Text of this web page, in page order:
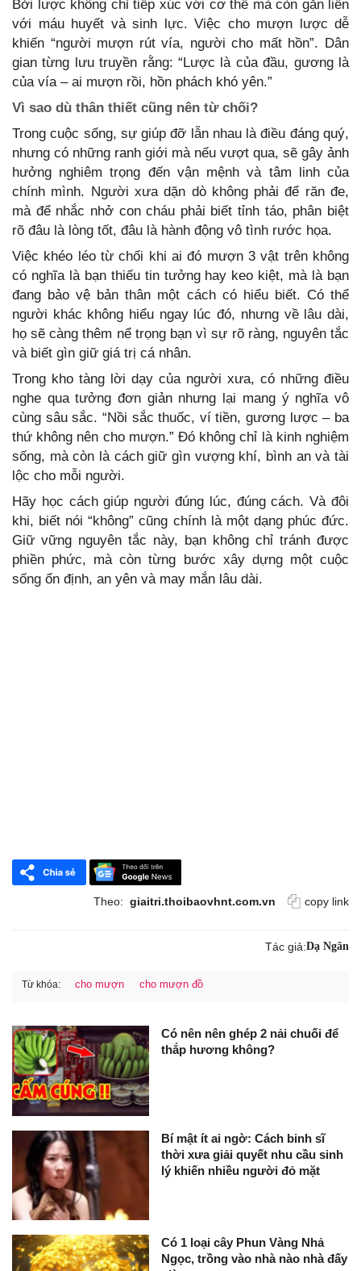
Bởi lược không chỉ tiếp xúc với cơ thể mà còn gắn liền
với máu huyết và sinh lực. Việc cho mượn lược dễ
khiến “người mượn rút vía, người cho mất hồn”. Dân
gian từng lưu truyền rằng: “Lược là của đầu, gương là
của vía – ai mượn rồi, hồn phách khó yên.”
Vì sao dù thân thiết cũng nên từ chối?
Trong cuộc sống, sự giúp đỡ lẫn nhau là điều đáng quý,
nhưng có những ranh giới mà nếu vượt qua, sẽ gây ảnh
hưởng nghiêm trọng đến vận mệnh và tâm linh của
chính mình. Người xưa dặn dò không phải để răn đe,
mà để nhắc nhở con cháu phải biết tỉnh táo, phân biệt
rõ đâu là lòng tốt, đâu là hành động vô tình rước họa.
Việc khéo léo từ chối khi ai đó mượn 3 vật trên không
có nghĩa là bạn thiếu tin tưởng hay keo kiệt, mà là bạn
đang bảo vệ bản thân một cách có hiểu biết. Có thể
người khác không hiểu ngay lúc đó, nhưng về lâu dài,
họ sẽ càng thêm nể trọng bạn vì sự rõ ràng, nguyên tắc
và biết gìn giữ giá trị cá nhân.
Trong kho tàng lời dạy của người xưa, có những điều
nghe qua tưởng đơn giản nhưng lại mang ý nghĩa vô
cùng sâu sắc. “Nồi sắc thuốc, ví tiền, gương lược – ba
thứ không nên cho mượn.” Đó không chỉ là kinh nghiệm
sống, mà còn là cách giữ gìn vượng khí, bình an và tài
lộc cho mỗi người.
Hãy học cách giúp người đúng lúc, đúng cách. Và đôi
khi, biết nói “không” cũng chính là một dạng phúc đức.
Giữ vững nguyên tắc này, bạn không chỉ tránh được
phiền phức, mà còn từng bước xây dựng một cuộc
sống ổn định, an yên và may mắn lâu dài.
Theo: giaitri.thoibaovhnt.com.vn copy link
Tác giả:Dạ Ngân
Từ khóa: cho mượn cho mượn đồ
Có nên nên ghép 2 nải chuối để
thắp hương không?
Bí mật ít ai ngờ: Cách binh sĩ
thời xưa giải quyết nhu cầu sinh
lý khiến nhiều người đỏ mặt
Có 1 loại cây Phun Vàng Nhả
Ngọc, trồng vào nhà nào nhà đấy